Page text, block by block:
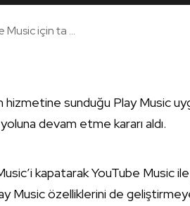
için ta ...
hizmetine sunduğu Play Music
devam etme kararı aldı.
kapatarak YouTube Music
Music özelliklerini de